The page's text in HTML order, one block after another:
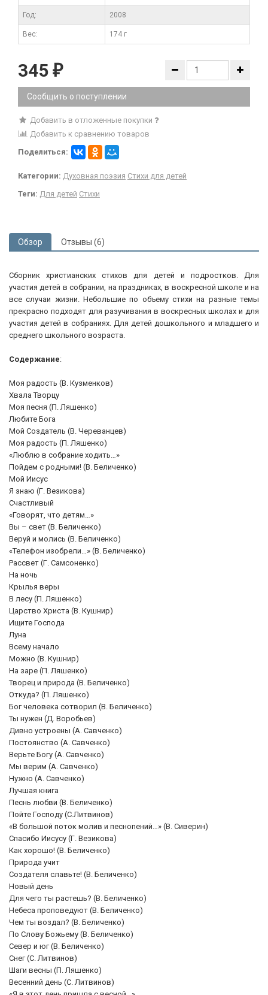
Год: 2008
Вес: 174 г
345 ₽
Сообщить о поступлении
Добавить в отложенные покупки
Добавить к сравнению товаров
Поделиться:
Категории: Духовная поэзия Стихи для детей
Теги: Для детей Стихи
Обзор Отзывы (6)
Сборник христианских стихов для детей и подростков. Для
участия детей в собрании, на праздниках, в воскресной школе и на
все случаи жизни. Небольшие по объему стихи на разные темы
прекрасно подходят для разучивания в воскресных школах и для
участия детей в собраниях. Для детей дошкольного и младшего и
среднего школьного возраста.
Содержание:
Моя радость (В. Кузменков)
Хвала Творцу
Моя песня (П. Ляшенко)
Любите Бога
Мой Создатель (В. Череванцев)
Моя радость (П. Ляшенко)
«Люблю в собрание ходить…»
Пойдем с родными! (В. Беличенко)
Мой Иисус
Я знаю (Г. Везикова)
Счастливый
«Говорят, что детям…»
Вы – свет (В. Беличенко)
Веруй и молись (В. Беличенко)
«Телефон изобрели…» (В. Беличенко)
Рассвет (Г. Самсоненко)
На ночь
Крылья веры
В лесу (П. Ляшенко)
Царство Христа (В. Кушнир)
Ищите Господа
Луна
Всему начало
Можно (В. Кушнир)
На заре (П. Ляшенко)
Творец и природа (В. Беличенко)
Откуда? (П. Ляшенко)
Бог человека сотворил (В. Беличенко)
Ты нужен (Д. Воробьев)
Дивно устроены (А. Савченко)
Постоянство (А. Савченко)
Верьте Богу (А. Савченко)
Мы верим (А. Савченко)
Нужно (А. Савченко)
Лучшая книга
Песнь любви (В. Беличенко)
Пойте Господу (С.Литвинов)
«В большой поток молив и песнопений…» (В. Сиверин)
Спасибо Иисусу (Г. Везикова)
Как хорошо! (В. Беличенко)
Природа учит
Создателя славьте! (В. Беличенко)
Новый день
Для чего ты растешь? (В. Беличенко)
Небеса проповедуют (В. Беличенко)
Чем ты воздал? (В. Беличенко)
По Слову Божьему (В. Беличенко)
Север и юг (В. Беличенко)
Снег (С. Литвинов)
Шаги весны (П. Ляшенко)
Весенний день (С. Литвинов)